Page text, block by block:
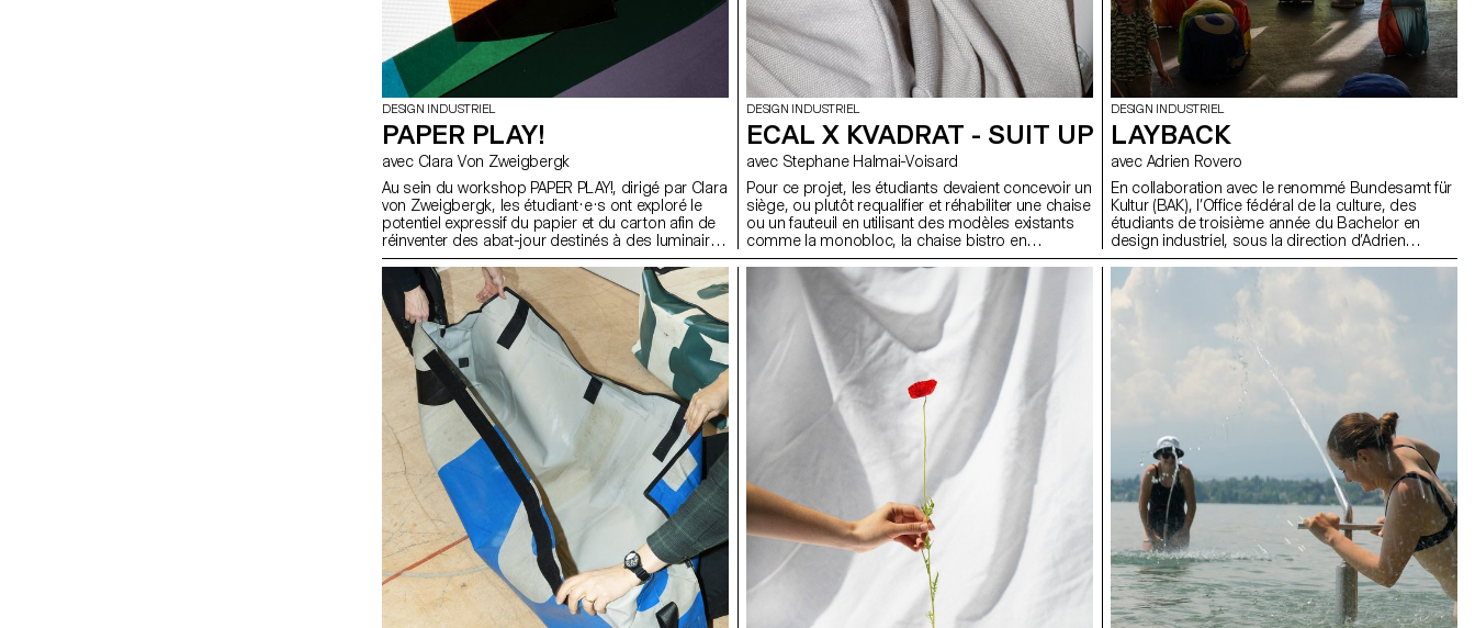
DESIGN INDUSTRIEL
PAPER PLAY!
avec Clara Von Zweigbergk
Au sein du workshop PAPER PLAY!, dirigé par Clara
von Zweigbergk, les étudiant·e·s ont exploré le
potentiel expressif du papier et du carton afin de
réinventer des abat-jour destinés à des luminaires
de plafond, muraux, sur pied, de chevet, de table
ou portables. L’accent a été mis sur
l’expérimentation et le jeu — en testant les
possibilités et les limites du papier, de la lumière,
de la couleur et de la forme pour développer de
nouvelles expressions lumineuses.
DESIGN INDUSTRIEL
ECAL X KVADRAT - SUIT UP
avec Stephane Halmai-Voisard
Pour ce projet, les étudiants devaient concevoir un
siège, ou plutôt requalifier et réhabiliter une chaise
ou un fauteuil en utilisant des modèles existants
comme la monobloc, la chaise bistro en
aluminium ou la chaise longue, en tant que
structure de base. En employant des textiles
d’ameublement Kvadrat, les designs devaient être
réversibles, c’est-à-dire ne pas altérer la structure
existante. Tout en pouvant conserver ou modifier
la fonction originale de la chaise, les propositions
visaient à améliorer le confort et l’aspect
esthétique des sièges.
DESIGN INDUSTRIEL
LAYBACK
avec Adrien Rovero
En collaboration avec le renommé Bundesamt für
Kultur (BAK), l’Office fédéral de la culture, des
étudiants de troisième année du Bachelor en
design industriel, sous la direction d’Adrien
Rovero, ont conçu l’espace de médiation de
l’exposition des Swiss Design Awards à Bâle, qui
se tiendra pendant la foire Art Basel en juin 2024.